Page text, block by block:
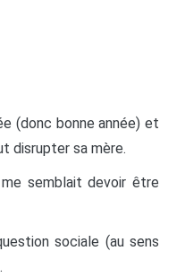
(donc bonne année) et
disrupter sa mère.
semblait devoir être
sociale (au sens